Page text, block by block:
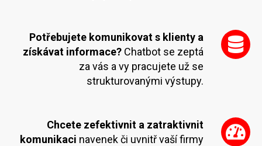
Potřebujete komunikovat s klienty a
získávat informace? Chatbot se zeptá
za vás a vy pracujete už se
strukturovanými výstupy.
Chcete zefektivnit a zatraktivnit
komunikaci navenek či uvnitř vaší firmy